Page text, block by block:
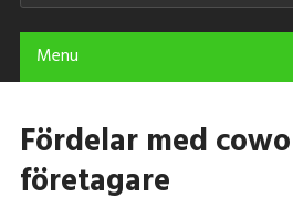
Menu
Fördelar med
företagare